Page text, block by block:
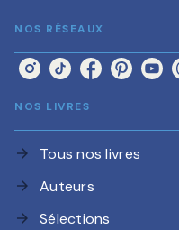
NOS RÉSEAUX
NOS LIVRES
arrow_forward Tous nos livres
arrow_forward Auteurs
arrow_forward Sélections